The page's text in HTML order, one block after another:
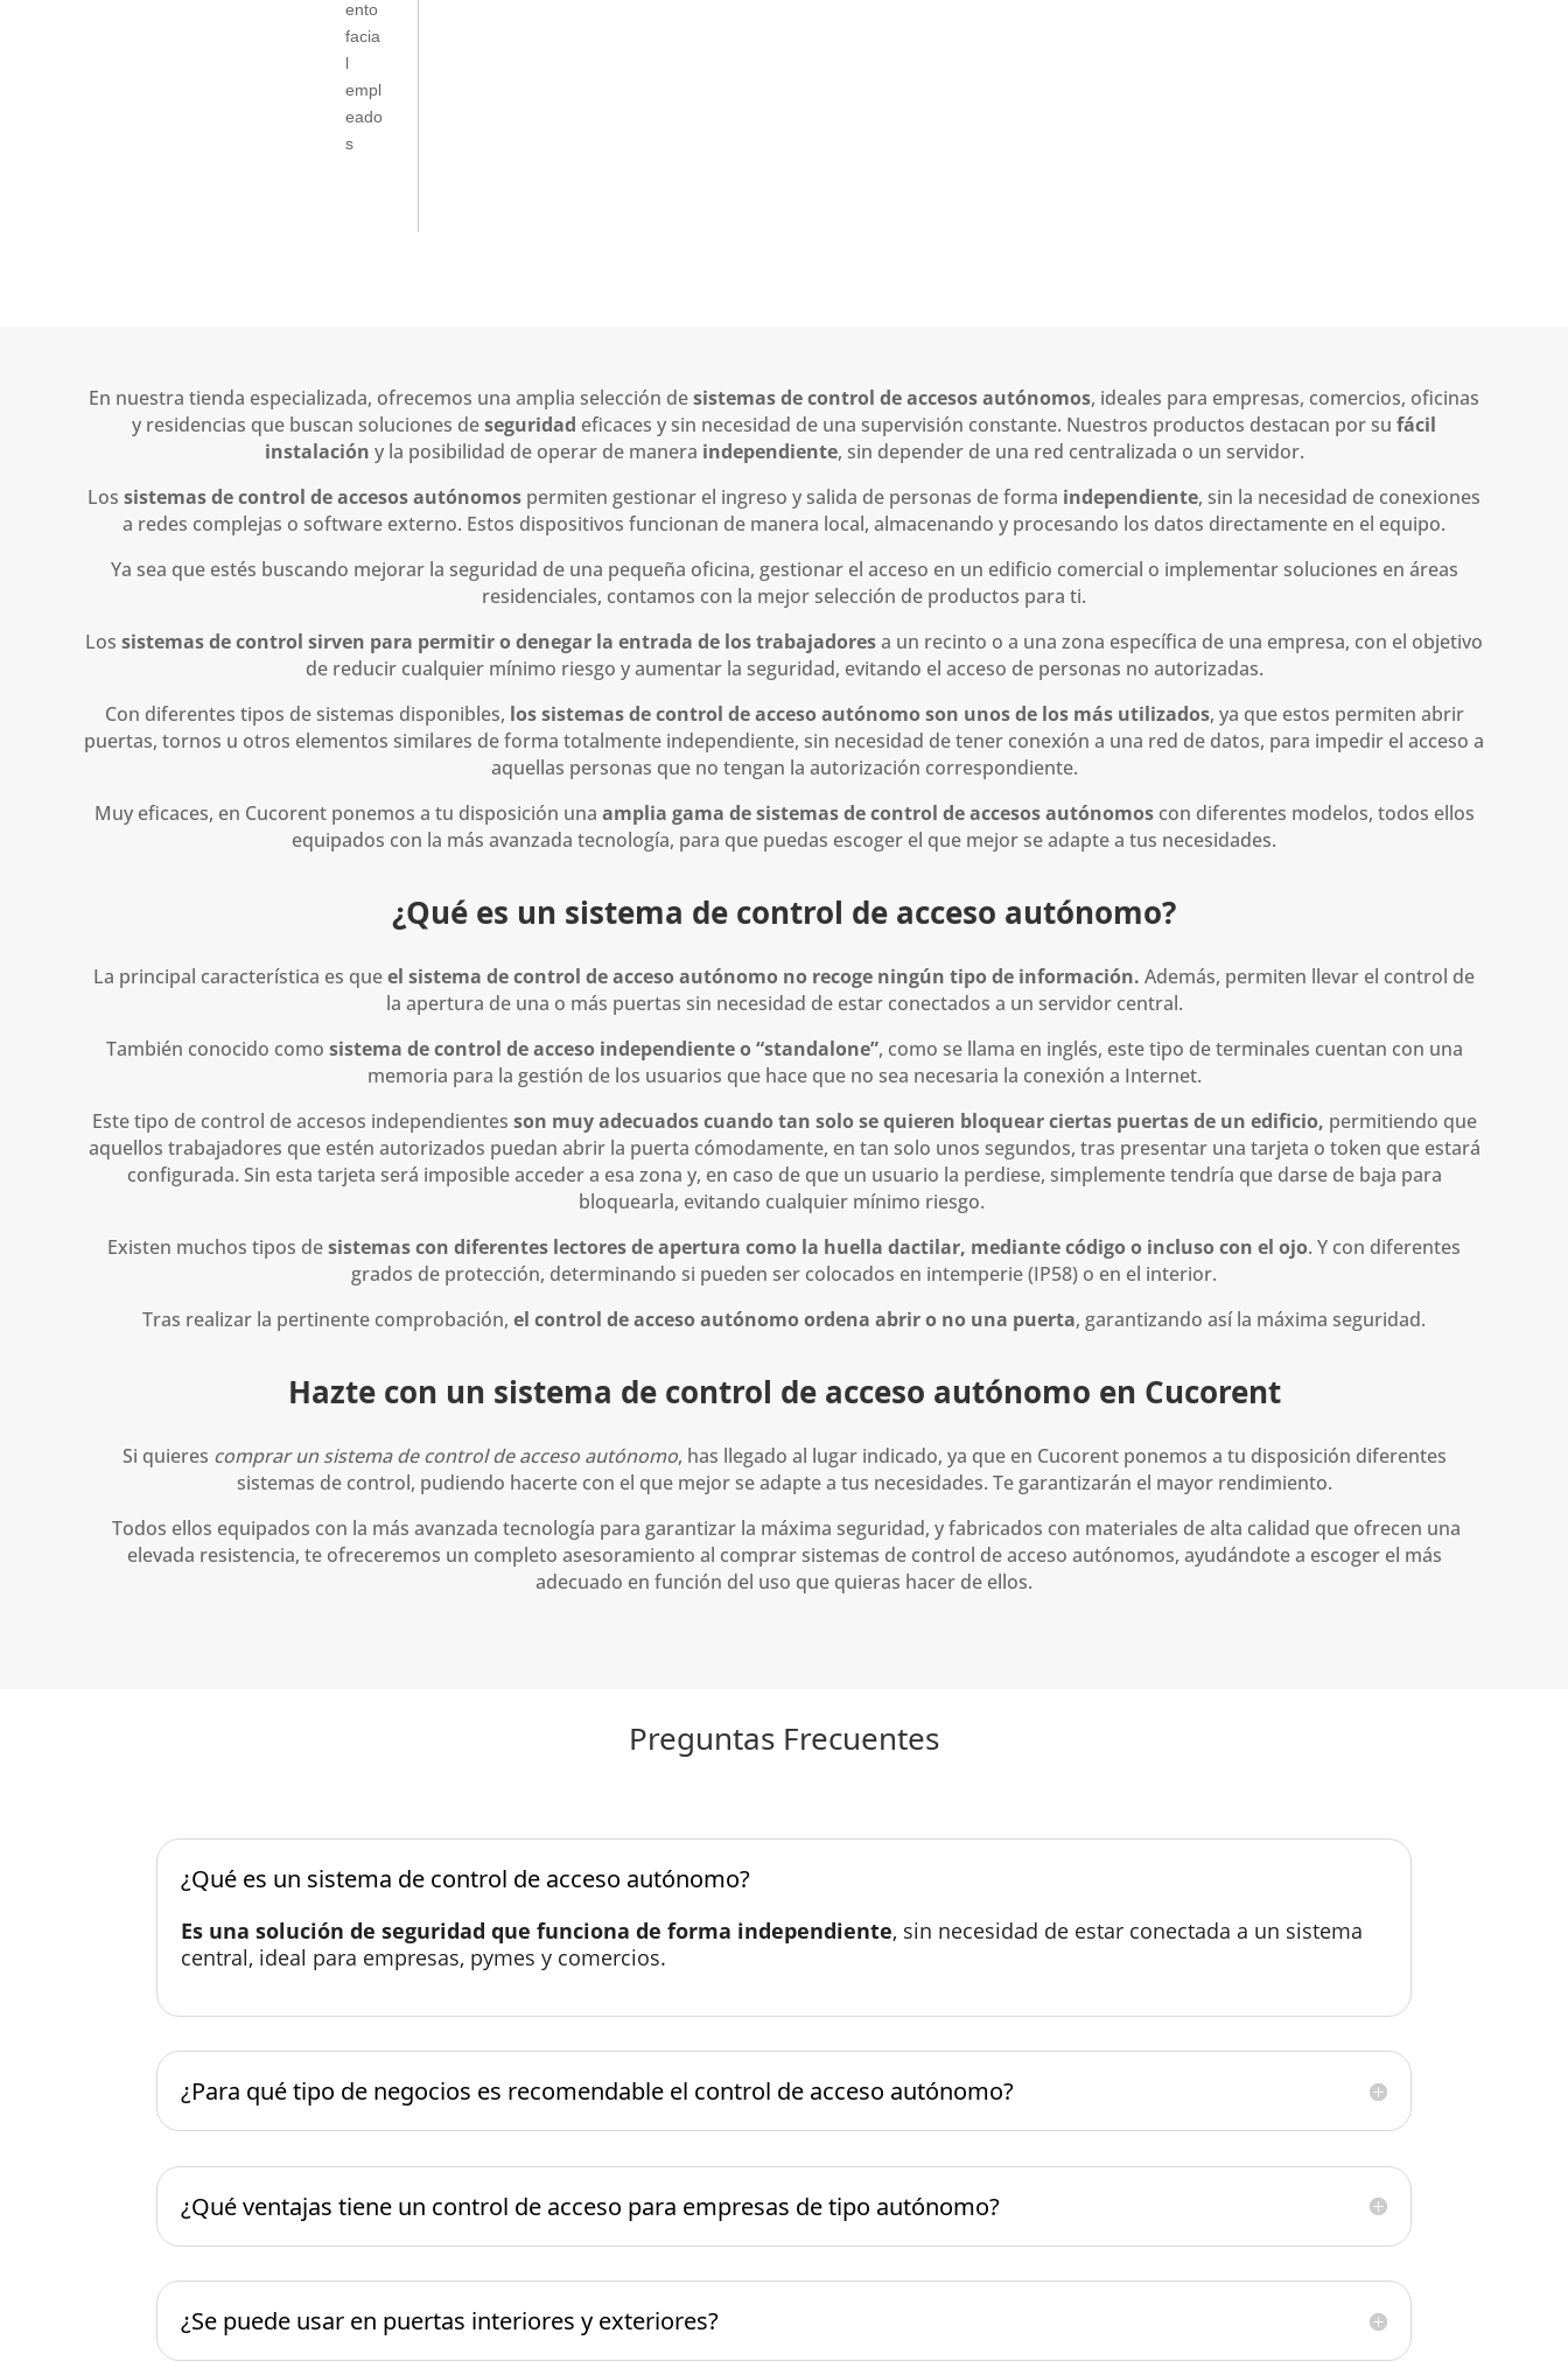
En nuestra tienda especializada, ofrecemos una amplia selección desistemas de control de accesos autónomos, ideales para empresas, comercios, oficinas
y residencias que buscan soluciones deseguridad eficaces y sin necesidad de una supervisión constante. Nuestros productos destacan por su fácil
instalación y la posibilidad de operar de manera independiente, sin depender de una red centralizada o un servidor.
Los sistemas de control de accesos autónomos permiten gestionar el ingreso y salida de personas de forma independiente, sin la necesidad de conexiones
a redes complejas o software externo. Estos dispositivos funcionan de manera local, almacenando y procesando los datos directamente en el equipo.
Ya sea que estés buscando mejorar la seguridad de una pequeña oficina, gestionar el acceso en un edificio comercial o implementar soluciones en áreas
residenciales, contamos con la mejor selección de productos para ti.
Los sistemas de control sirven para permitir o denegar la entrada de los trabajadoresa un recinto o a una zona específica de una empresa, con el objetivo
de reducir cualquier mínimo riesgo y aumentar la seguridad, evitando el acceso de personas no autorizadas.
Con diferentes tipos de sistemas disponibles, los sistemas de control de acceso autónomo son unos de los más utilizados, ya que estos permiten abrir
puertas, tornos u otros elementos similares de forma totalmente independiente, sin necesidad de tener conexión a una red de datos, para impedir el acceso a
aquellas personas que no tengan la autorización correspondiente.
Muy eficaces, en Cucorent ponemos a tu disposición una amplia gama de sistemas de control de accesos autónomos con diferentes modelos, todos ellos
equipados con la más avanzada tecnología, para que puedas escoger el que mejor se adapte a tus necesidades.
¿Qué es un sistema de control de acceso autónomo?
La principal característica es queel sistema de control de acceso autónomo no recoge ningún tipo de información. Además, permiten llevar el control de
la apertura de una o más puertas sin necesidad de estar conectados a un servidor central.
También conocido como sistema de control de acceso independiente o “standalone”, como se llama en inglés, este tipo de terminales cuentan con una
memoria para la gestión de los usuarios que hace que no sea necesaria la conexión a Internet.
Este tipo de control de accesos independientes son muy adecuados cuando tan solo se quieren bloquear ciertas puertas de un edificio, permitiendo que
aquellos trabajadores que estén autorizados puedan abrir la puerta cómodamente, en tan solo unos segundos, tras presentar una tarjeta o token que estará
configurada. Sin esta tarjeta será imposible acceder a esa zona y, en caso de que un usuario la perdiese, simplemente tendría que darse de baja para
bloquearla, evitando cualquier mínimo riesgo.
Existen muchos tipos desistemas con diferentes lectores de apertura como la huella dactilar, mediante código o incluso con el ojo. Y con diferentes
grados de protección, determinando si pueden ser colocados en intemperie (IP58) o en el interior.
Tras realizar la pertinente comprobación, el control de acceso autónomo ordena abrir o no una puerta, garantizando así la máxima seguridad.
Hazte con un sistema de control de acceso autónomo en Cucorent
Si quieres comprar un sistema de control de acceso autónomo, has llegado al lugar indicado, ya que en Cucorent ponemos a tu disposición diferentes
sistemas de control, pudiendo hacerte con el que mejor se adapte a tus necesidades. Te garantizarán el mayor rendimiento.
Todos ellos equipados con la más avanzada tecnología para garantizar la máxima seguridad, y fabricados con materiales de alta calidad que ofrecen una
elevada resistencia, te ofreceremos un completo asesoramiento al comprar sistemas de control de acceso autónomos, ayudándote a escoger el más
adecuado en función del uso que quieras hacer de ellos.
Preguntas Frecuentes
¿Qué es un sistema de control de acceso autónomo?
Es una solución de seguridad que funciona de forma independiente, sin necesidad de estar conectada a un sistema
central, ideal para empresas, pymes y comercios.
¿Para qué tipo de negocios es recomendable el control de acceso autónomo?
¿Qué ventajas tiene un control de acceso para empresas de tipo autónomo?
¿Se puede usar en puertas interiores y exteriores?